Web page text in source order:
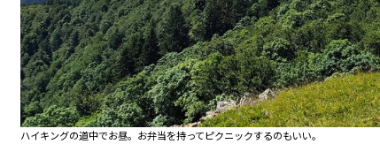
#フランス郵便情報
#フランス交通機関
#求人
#フランスの教育制度
#アプリ
#いざという時に
#カルカッソンヌ Carcassonne
#サステナ
#フランス生活
#レシピ
#ビューティー
ハイキングの道中でお昼。お弁当を持ってピクニックするのもいい。